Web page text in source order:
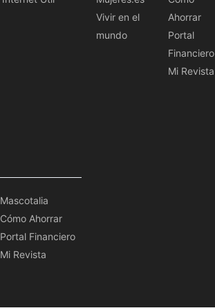
Vivir en el
mundo
Ahorrar
Portal
Financiero
Mi Revista
Mascotalia
Cómo Ahorrar
Portal Financiero
Mi Revista